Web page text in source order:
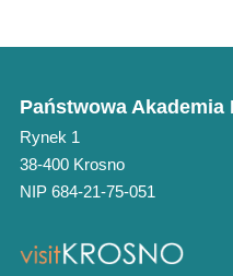
Państwowa
Rynek 1
38-400 Krosno
NIP 684-21-75-051